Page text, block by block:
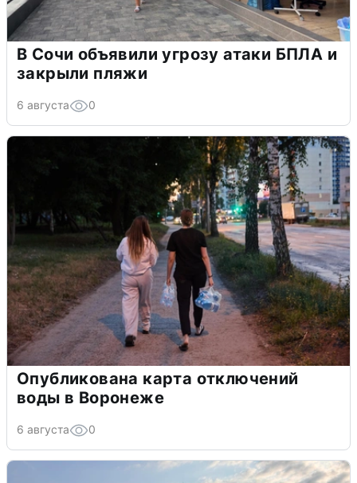
В Сочи объявили угрозу атаки БПЛА и
закрыли пляжи
6 августа 0
Опубликована карта отключений
воды в Воронеже
6 августа 0